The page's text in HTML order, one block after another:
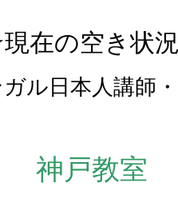
在の空き状
ル日本人講師・
神戸教室